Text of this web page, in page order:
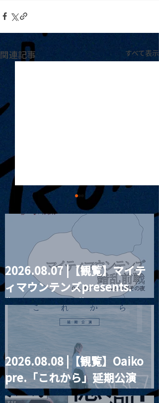
関連記事 すべて表示
MoonRomantic
Channel1周年記念Live
2026.08.07 |【観覧】マイテ
ィマウンテンズpresents.
“HALL-IN-ONE”
2026.08.08 |【観覧】Oaiko
pre.「これから」延期公演
Blurred City Lights × 17歳